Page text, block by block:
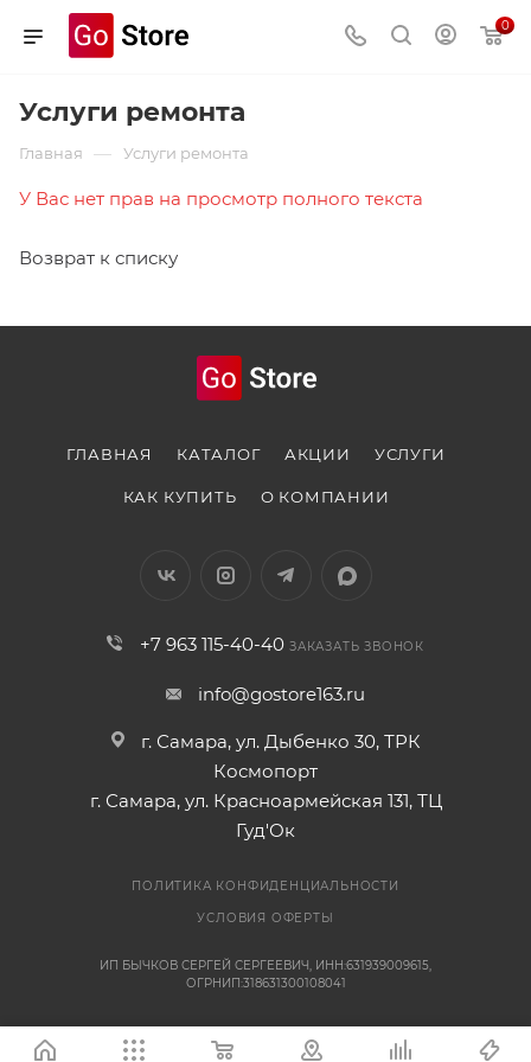
0
Услуги ремонта
Главная — Услуги ремонта
У Вас нет прав на просмотр полного текста
Возврат к списку
ГЛАВНАЯ КАТАЛОГ АКЦИИ УСЛУГИ
КАК КУПИТЬ О КОМПАНИИ
+7 963 115-40-40 ЗАКАЗАТЬ ЗВОНОК
info@gostore163.ru
г. Самара, ул. Дыбенко 30, ТРК
Космопорт
г. Самара, ул. Красноармейская 131, ТЦ
Гуд'Ок
ПОЛИТИКА КОНФИДЕНЦИАЛЬНОСТИ
УСЛОВИЯ ОФЕРТЫ
ИП БЫЧКОВ СЕРГЕЙ СЕРГЕЕВИЧ, ИНН:631939009615,
ОГРНИП:318631300108041